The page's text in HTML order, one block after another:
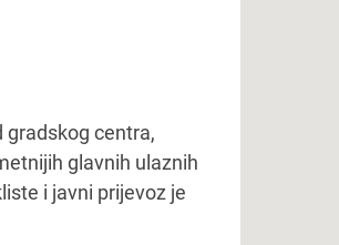
gradskog centra,
glavnih ulaznih
i javni prijevoz je